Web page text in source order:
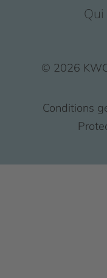
© 2026
Conditions